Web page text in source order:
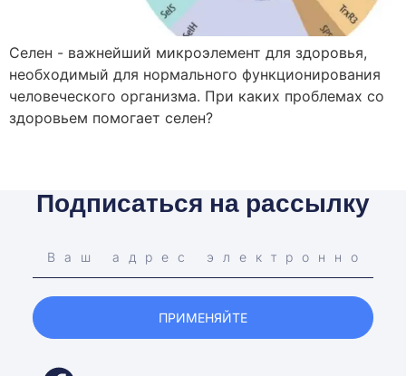
Селен - важнейший микроэлемент для здоровья,
необходимый для нормального функционирования
человеческого организма. При каких проблемах со
здоровьем помогает селен?
Подписаться на рассылку
ПРИМЕНЯЙТЕ